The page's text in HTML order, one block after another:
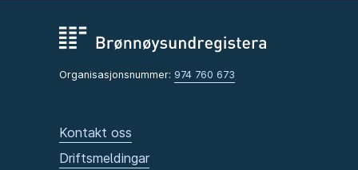
Organisasjonsnummer: 974 760 673
Kontakt oss
Driftsmeldingar